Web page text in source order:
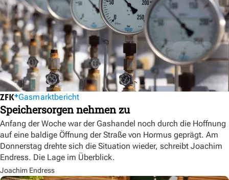
Gasmarktbericht
Speichersorgen nehmen zu
Anfang der Woche war der Gashandel noch durch die Hoffnung
auf eine baldige Öffnung der Straße von Hormus geprägt. Am
Donnerstag drehte sich die Situation wieder, schreibt Joachim
Endress. Die Lage im Überblick.
Joachim Endress